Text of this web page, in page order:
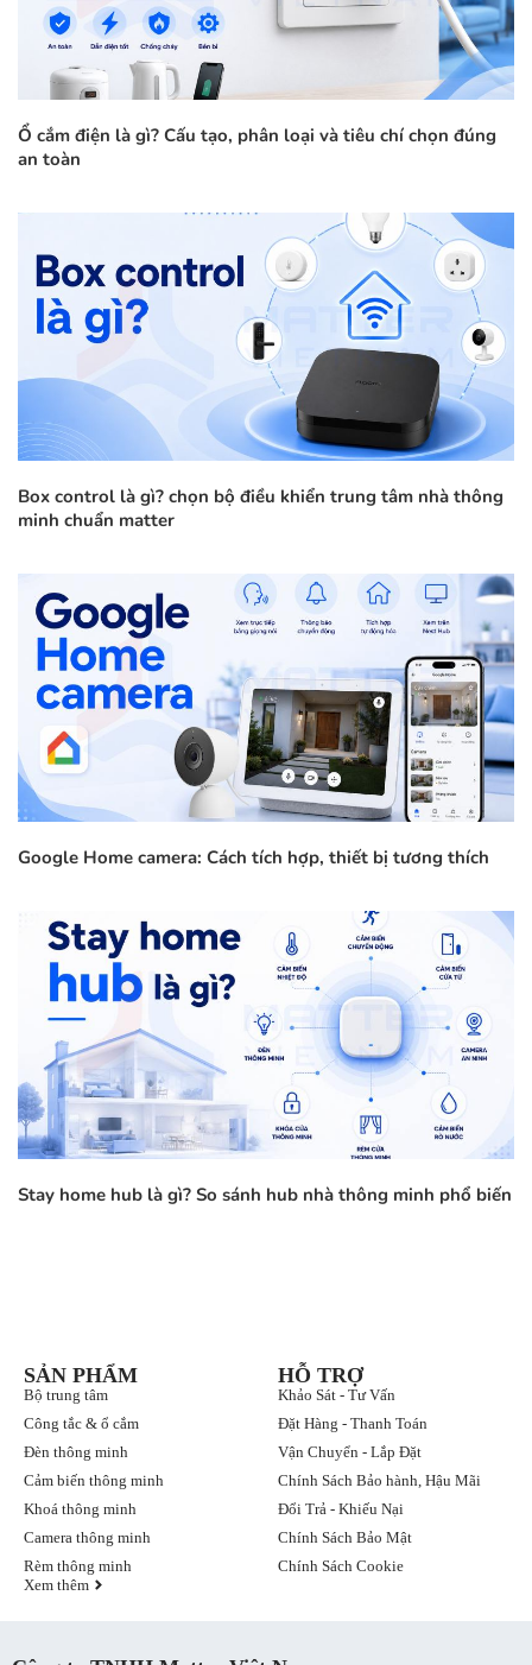
Ổ cắm điện là gì? Cấu tạo, phân loại và tiêu chí chọn đúng
an toàn
Box control là gì? chọn bộ điều khiển trung tâm nhà thông
minh chuẩn matter
Google Home camera: Cách tích hợp, thiết bị tương thích
Stay home hub là gì? So sánh hub nhà thông minh phổ biến
HỖ TRỢ
Khảo Sát - Tư Vấn
Đặt Hàng - Thanh Toán
Vận Chuyển - Lắp Đặt
Chính Sách Bảo hành, Hậu Mãi
Đổi Trả - Khiếu Nại
Chính Sách Bảo Mật
Chính Sách Cookie
SẢN PHẨM
Bộ trung tâm
Công tắc & ổ cắm
Đèn thông minh
Cảm biến thông minh
Khoá thông minh
Camera thông minh
Rèm thông minh
Xem thêm